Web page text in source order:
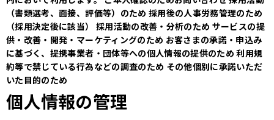
（書類選考、面接、評価等）のため 採用後の人事労務管理のため
（採用決定後に該当）
採用活動の改善・分析のため サービスの提
供・改善・開発・マーケティングのため お客さまの承諾・申込み
に基づく、提携事業者・団体等への個人情報の提供のため 利用規
約等で禁じている行為などの調査のため その他個別に承諾いただ
いた目的のため
個人情報の管理